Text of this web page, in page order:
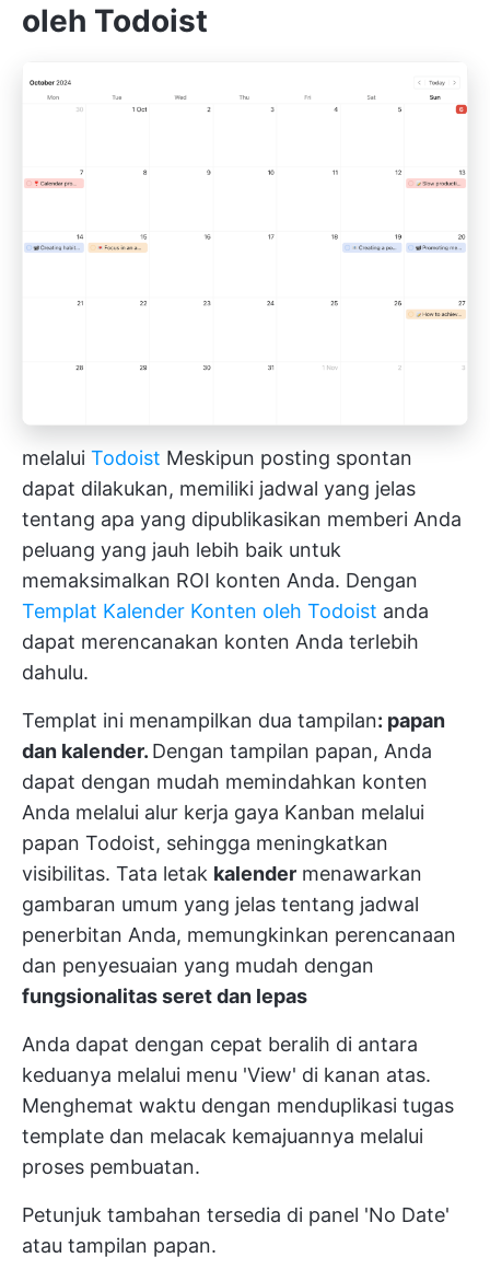
oleh Todoist
melalui Todoist Meskipun posting spontan
dapat dilakukan, memiliki jadwal yang jelas
tentang apa yang dipublikasikan memberi Anda
peluang yang jauh lebih baik untuk
memaksimalkan ROI konten Anda. Dengan
Templat Kalender Konten oleh Todoist anda
dapat merencanakan konten Anda terlebih
dahulu.
Templat ini menampilkan dua tampilan: papan
dan kalender. Dengan tampilan papan, Anda
dapat dengan mudah memindahkan konten
Anda melalui alur kerja gaya Kanban melalui
papan Todoist, sehingga meningkatkan
visibilitas. Tata letak kalender menawarkan
gambaran umum yang jelas tentang jadwal
penerbitan Anda, memungkinkan perencanaan
dan penyesuaian yang mudah dengan
fungsionalitas seret dan lepas
Anda dapat dengan cepat beralih di antara
keduanya melalui menu 'View' di kanan atas.
Menghemat waktu dengan menduplikasi tugas
template dan melacak kemajuannya melalui
proses pembuatan.
Petunjuk tambahan tersedia di panel 'No Date'
atau tampilan papan.